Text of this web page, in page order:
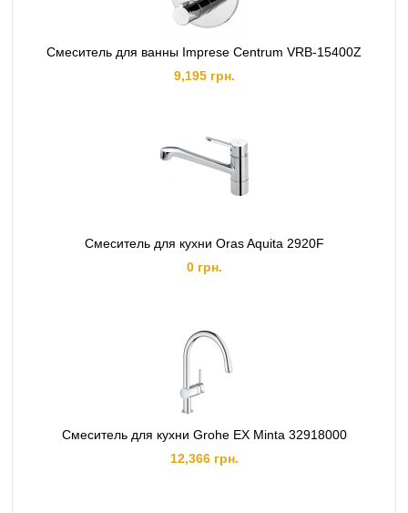
Смеситель для ванны Imprese Centrum VRB-15400Z
9,195 грн.
Смеситель для кухни Oras Aquita 2920F
0 грн.
Смеситель для кухни Grohe EX Minta 32918000
12,366 грн.